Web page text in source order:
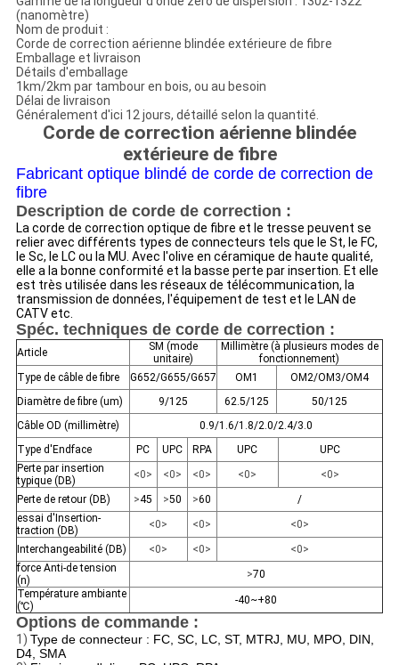
(nanomètre)
Nom de produit :
Corde de correction aérienne blindée extérieure de fibre
Emballage et livraison
Détails d'emballage
1km/2km par tambour en bois, ou au besoin
Délai de livraison
Généralement d'ici 12 jours, détaillé selon la quantité.
Corde de correction aérienne blindée
extérieure de fibre
Fabricant optique blindé de corde de correction de
fibre
Description de corde de correction :
La corde de correction optique de fibre et le tresse peuvent se
relier avec différents types de connecteurs tels que le St, le FC,
le Sc, le LC ou la MU. Avec l'olive en céramique de haute qualité,
elle a la bonne conformité et la basse perte par insertion. Et elle
est très utilisée dans les réseaux de télécommunication, la
transmission de données, l'équipement de test et le LAN de
CATV etc.
Spéc. techniques de corde de correction :
Article
SM (mode
unitaire)
Millimètre (à plusieurs modes de
fonctionnement)
Type de câble de fibre
G652/G655/G657 OM1
OM2/OM3/OM4
Diamètre de fibre (um)
9/125 62.5/125
50/125
Câble OD (millimètre)
0.9/1.6/1.8/2.0/2.4/3.0
Type d'Endface
PC UPC RPA UPC
UPC
Perte par insertion
typique (DB)
<0> <0> <0> <0>
<0>
Perte de retour (DB)
>45 >50 >60
/
essai d'Insertion-
traction (DB)
<0> <0>
<0>
Interchangeabilité (DB)
<0> <0>
<0>
force Anti-de tension
(n)
>70
Température ambiante
(℃)
-40~+80
Options de commande :
1) Type de connecteur : FC, SC, LC, ST, MTRJ, MU, MPO, DIN,
D4, SMA